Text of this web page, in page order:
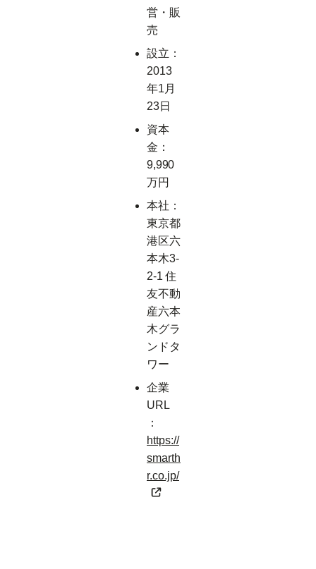
営・販
売
設立：
2013
年1月
23日
資本
金：
9,990
万円
本社：
東京都
港区六
本木3-
2-1 住
友不動
産六本
木グラ
ンドタ
ワー
企業
URL
：
https://
smarth
r.co.jp/